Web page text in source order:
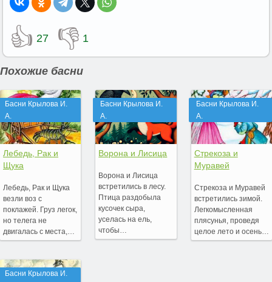
👍 27 👎 1
Похожие басни
Басни Крылова И.
А.
Лебедь, Рак и
Щука
Лебедь, Рак и Щука
везли воз с
поклажей. Груз легок,
но телега не
двигалась с места,…
Басни Крылова И.
Басни Крылова И.
А.
Ворона и Лисица
Ворона и Лисица
встретились в лесу.
Птица раздобыла
кусочек сыра,
уселась на ель,
чтобы…
Басни Крылова И.
А.
Стрекоза и
Муравей
Стрекоза и Муравей
встретились зимой.
Легкомысленная
плясунья, проведя
целое лето и осень…